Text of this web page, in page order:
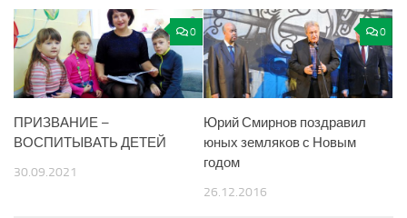
0
ПРИЗВАНИЕ –
ВОСПИТЫВАТЬ ДЕТЕЙ
30.09.2021
0
Юрий Смирнов поздравил
юных земляков с Новым
годом
26.12.2016